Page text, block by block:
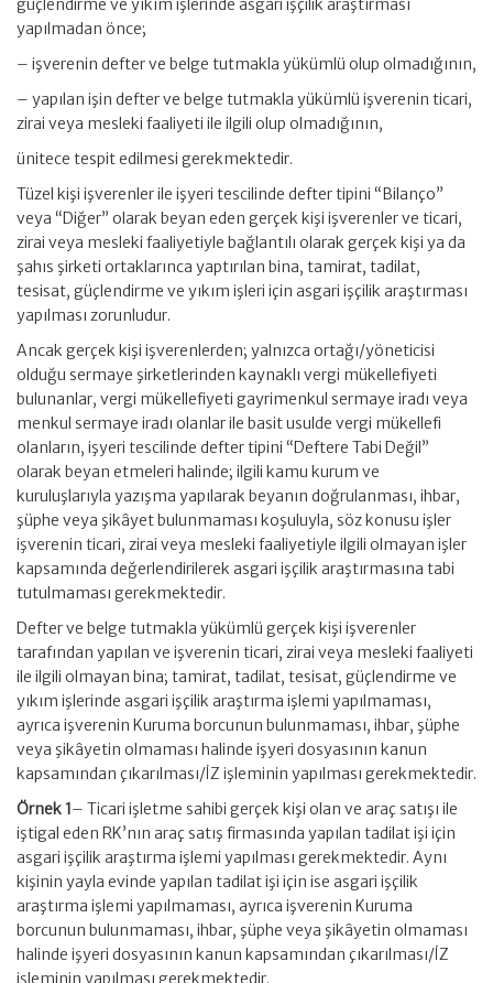
güçlendirme ve yıkım işlerinde asgari işçilik araştırması
yapılmadan önce;
– işverenin defter ve belge tutmakla yükümlü olup olmadığının,
– yapılan işin defter ve belge tutmakla yükümlü işverenin ticari,
zirai veya mesleki faaliyeti ile ilgili olup olmadığının,
ünitece tespit edilmesi gerekmektedir.
Tüzel kişi işverenler ile işyeri tescilinde defter tipini “Bilanço”
veya “Diğer” olarak beyan eden gerçek kişi işverenler ve ticari,
zirai veya mesleki faaliyetiyle bağlantılı olarak gerçek kişi ya da
şahıs şirketi ortaklarınca yaptırılan bina, tamirat, tadilat,
tesisat, güçlendirme ve yıkım işleri için asgari işçilik araştırması
yapılması zorunludur.
Ancak gerçek kişi işverenlerden; yalnızca ortağı/yöneticisi
olduğu sermaye şirketlerinden kaynaklı vergi mükellefiyeti
bulunanlar, vergi mükellefiyeti gayrimenkul sermaye iradı veya
menkul sermaye iradı olanlar ile basit usulde vergi mükellefi
olanların, işyeri tescilinde defter tipini “Deftere Tabi Değil”
olarak beyan etmeleri halinde; ilgili kamu kurum ve
kuruluşlarıyla yazışma yapılarak beyanın doğrulanması, ihbar,
şüphe veya şikâyet bulunmaması koşuluyla, söz konusu işler
işverenin ticari, zirai veya mesleki faaliyetiyle ilgili olmayan işler
kapsamında değerlendirilerek asgari işçilik araştırmasına tabi
tutulmaması gerekmektedir.
Defter ve belge tutmakla yükümlü gerçek kişi işverenler
tarafından yapılan ve işverenin ticari, zirai veya mesleki faaliyeti
ile ilgili olmayan bina; tamirat, tadilat, tesisat, güçlendirme ve
yıkım işlerinde asgari işçilik araştırma işlemi yapılmaması,
ayrıca işverenin Kuruma borcunun bulunmaması, ihbar, şüphe
veya şikâyetin olmaması halinde işyeri dosyasının kanun
kapsamından çıkarılması/İZ işleminin yapılması gerekmektedir.
Örnek 1– Ticari işletme sahibi gerçek kişi olan ve araç satışı ile
iştigal eden RK’nın araç satış firmasında yapılan tadilat işi için
asgari işçilik araştırma işlemi yapılması gerekmektedir. Aynı
kişinin yayla evinde yapılan tadilat işi için ise asgari işçilik
araştırma işlemi yapılmaması, ayrıca işverenin Kuruma
borcunun bulunmaması, ihbar, şüphe veya şikâyetin olmaması
halinde işyeri dosyasının kanun kapsamından çıkarılması/İZ
işleminin yapılması gerekmektedir.